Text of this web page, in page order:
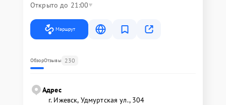
Открыто до 21:00
Маршрут
ОбзорОтзывы 230
Адрес
г. Ижевск, Удмуртская ул., 304